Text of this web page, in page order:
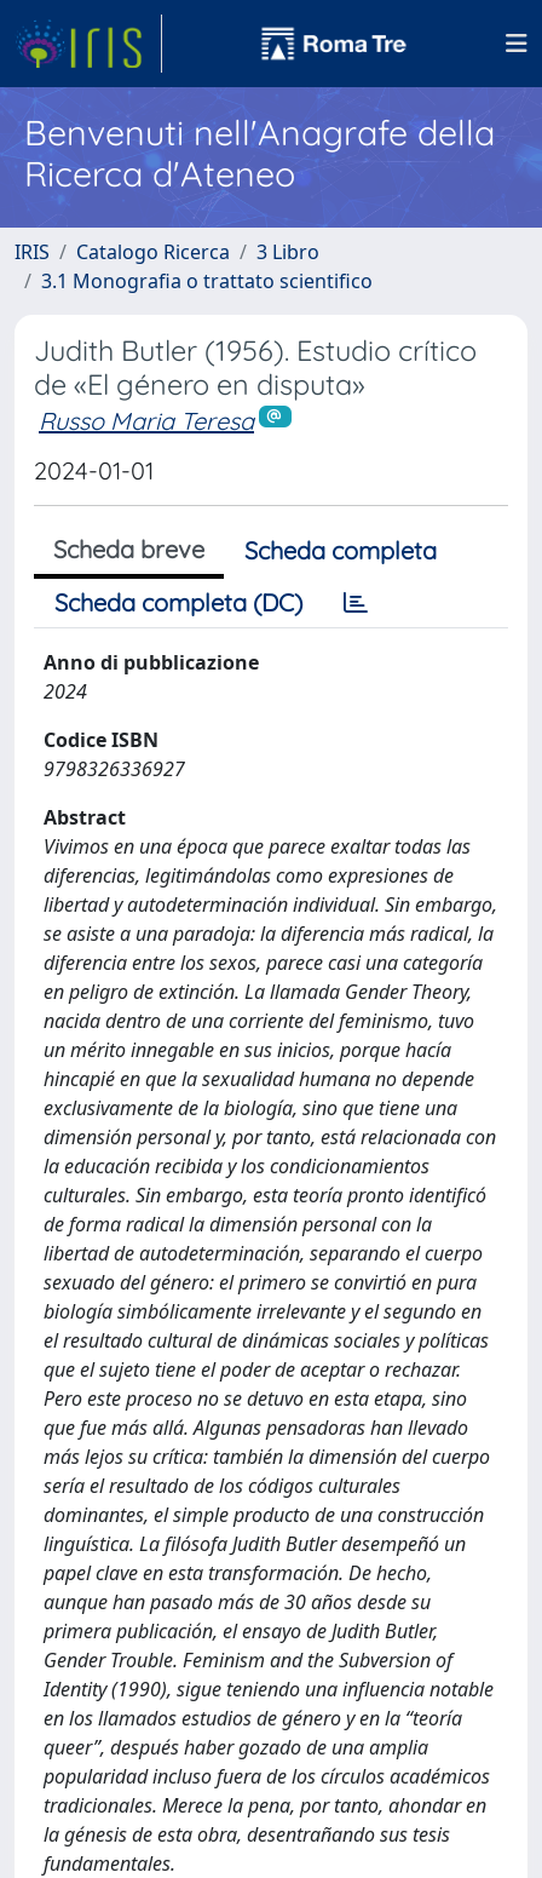
Benvenuti nell'Anagrafe della
Ricerca d'Ateneo
IRIS Catalogo Ricerca
3 Libro
3.1 Monografia o trattato scientifico
Judith Butler (1956). Estudio crítico
de «El género en disputa»
Russo Maria Teresa
2024-01-01
Scheda breve
Scheda completa
Scheda completa (DC)
Anno di pubblicazione
2024
Codice ISBN
9798326336927
Abstract
Vivimos en una época que parece exaltar todas las
diferencias, legitimándolas como expresiones de
libertad y autodeterminación individual. Sin embargo,
se asiste a una paradoja: la diferencia más radical, la
diferencia entre los sexos, parece casi una categoría
en peligro de extinción. La llamada Gender Theory,
nacida dentro de una corriente del feminismo, tuvo
un mérito innegable en sus inicios, porque hacía
hincapié en que la sexualidad humana no depende
exclusivamente de la biología, sino que tiene una
dimensión personal y, por tanto, está relacionada con
la educación recibida y los condicionamientos
culturales. Sin embargo, esta teoría pronto identificó
de forma radical la dimensión personal con la
libertad de autodeterminación, separando el cuerpo
sexuado del género: el primero se convirtió en pura
biología simbólicamente irrelevante y el segundo en
el resultado cultural de dinámicas sociales y políticas
que el sujeto tiene el poder de aceptar o rechazar.
Pero este proceso no se detuvo en esta etapa, sino
que fue más allá. Algunas pensadoras han llevado
más lejos su crítica: también la dimensión del cuerpo
sería el resultado de los códigos culturales
dominantes, el simple producto de una construcción
linguística. La filósofa Judith Butler desempeñó un
papel clave en esta transformación. De hecho,
aunque han pasado más de 30 años desde su
primera publicación, el ensayo de Judith Butler,
Gender Trouble. Feminism and the Subversion of
Identity (1990), sigue teniendo una influencia notable
en los llamados estudios de género y en la “teoría
queer”, después haber gozado de una amplia
popularidad incluso fuera de los círculos académicos
tradicionales. Merece la pena, por tanto, ahondar en
la génesis de esta obra, desentrañando sus tesis
fundamentales.